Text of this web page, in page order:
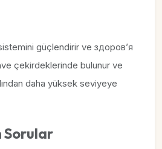
güçlendirir ve здоров’я
çekirdeklerinde bulunur ve
daha yüksek seviyeye
Sorular